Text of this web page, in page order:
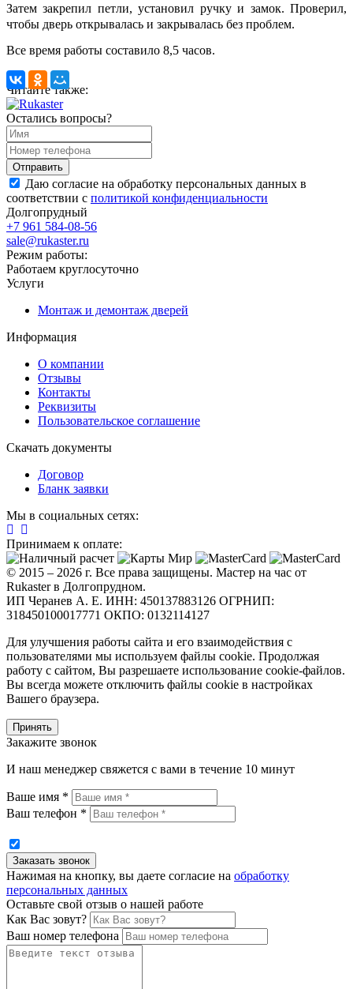
Затем закрепил петли, установил ручку и замок. Проверил,
чтобы дверь открывалась и закрывалась без проблем.
Все время работы составило 8,5 часов.
Читайте также:
Остались вопросы?
Даю согласие на обработку персональных данных в
соответствии с политикой конфиденциальности
Долгопрудный
+7 961 584-08-56
sale@rukaster.ru
Режим работы:
Работаем круглосуточно
Услуги
Монтаж и демонтаж дверей
Информация
О компании
Отзывы
Контакты
Реквизиты
Пользовательское соглашение
Скачать документы
Договор
Бланк заявки
Мы в социальных сетях:
Принимаем к оплате:
© 2015 – 2026 г. Все права защищены. Мастер на час от
Rukaster в Долгопрудном.
ИП Черанев А. Е. ИНН: 450137883126 ОГРНИП:
318450100017771 ОКПО: 0132114127
Для улучшения работы сайта и его взаимодействия с
пользователями мы используем файлы cookie. Продолжая
работу с сайтом, Вы разрешаете использование cookie-файлов.
Вы всегда можете отключить файлы cookie в настройках
Вашего браузера.
Принять
Закажите звонок
И наш менеджер свяжется с вами в течение 10 минут
Ваше имя *
Ваш телефон *
Нажимая на кнопку, вы даете согласие на обработку
персональных данных
Оставьте свой отзыв о нашей работе
Как Вас зовут?
Ваш номер телефона